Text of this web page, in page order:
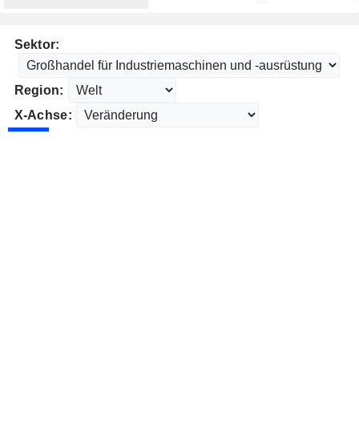
Sektor:
Region:
X-Achse: